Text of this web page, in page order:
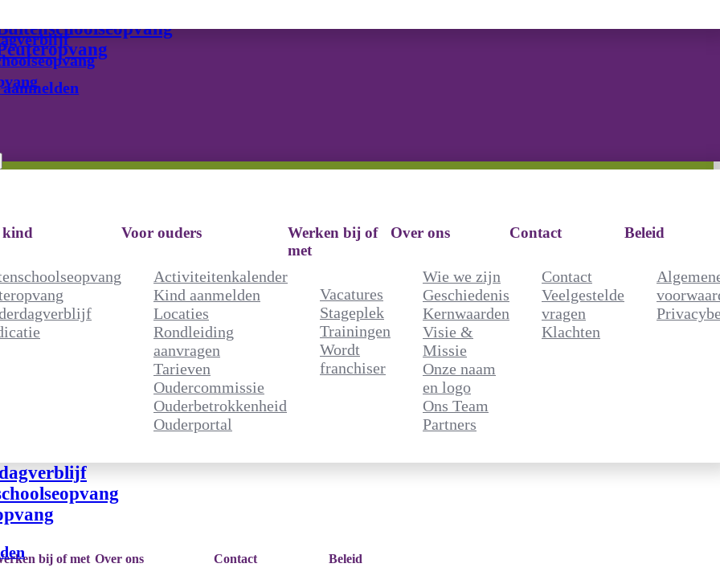
kind Voor ouders
Activiteitenkalender
Kind aanmelden
Locaties
Rondleiding
aanvragen
Tarieven
Oudercommissie
Ouderbetrokkenheid
Ouderportal
Werken bij of
met
Vacatures
Stageplek
Trainingen
Wordt
franchiser
Over ons
Wie we zijn
Geschiedenis
Kernwaarden
Visie &
Missie
Onze naam
en logo
Ons Team
Partners
Contact
Contact
Veelgestelde
vragen
Klachten
Beleid
Inschrijven
bij of met Over ons Contact Beleid